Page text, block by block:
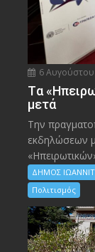
6
Tα
μετά
Την
εκδηλώσεων
ΔΗΜΟΣ
Πολιτισμός